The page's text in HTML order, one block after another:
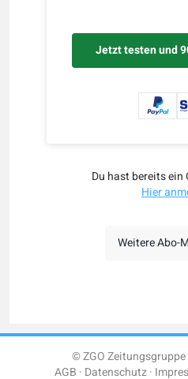
Jetzt testen und
Du hast bereits ein
Hier
Weitere Abo-
© ZGO
AGB Datenschutz